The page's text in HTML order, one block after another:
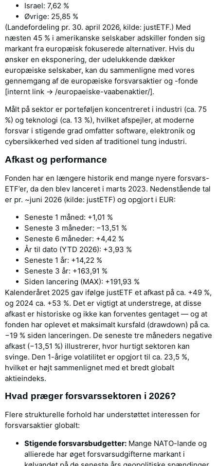
Israel: 7,62 %
Øvrige: 25,85 %
(Landefordeling pr. 30. april 2026, kilde: justETF.) Med
næsten 45 % i amerikanske selskaber adskiller fonden sig
markant fra europæisk fokuserede alternativer. Hvis du
ønsker en eksponering, der udelukkende dækker
europæiske selskaber, kan du sammenligne med vores
gennemgang af de europæiske forsvarsaktier og -fonde
[internt link → /europaeiske-vaabenaktier/].
Målt på sektor er porteføljen koncentreret i industri (ca. 75
%) og teknologi (ca. 13 %), hvilket afspejler, at moderne
forsvar i stigende grad omfatter software, elektronik og
cybersikkerhed ved siden af traditionel tung industri.
Afkast og performance
Fonden har en længere historik end mange nyere forsvars-
ETF’er, da den blev lanceret i marts 2023. Nedenstående tal
er pr. ~juni 2026 (kilde: justETF) og opgjort i EUR:
Seneste 1 måned: +1,01 %
Seneste 3 måneder: −13,51 %
Seneste 6 måneder: +4,42 %
År til dato (YTD 2026): +3,93 %
Seneste 1 år: +14,22 %
Seneste 3 år: +163,91 %
Siden lancering (MAX): +191,93 %
Kalenderåret 2025 gav ifølge justETF et afkast på ca. +49 %,
og 2024 ca. +53 %. Det er vigtigt at understrege, at disse
afkast er historiske og ikke kan forventes gentaget — og at
fonden har oplevet et maksimalt kursfald (drawdown) på ca.
−19 % siden lanceringen. De seneste tre måneders negative
afkast (−13,51 %) illustrerer, hvor hurtigt sektoren kan
svinge. Den 1-årige volatilitet er opgjort til ca. 23,5 %,
hvilket er højt sammenlignet med et bredt globalt
aktieindeks.
Hvad præger forsvarssektoren i 2026?
Flere strukturelle forhold har understøttet interessen for
forsvarsaktier globalt:
Stigende forsvarsbudgetter: Mange NATO-lande og
allierede har øget forsvarsudgifterne markant i